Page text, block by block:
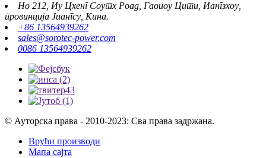
Но 212, Иу Цхенг Соутх Роад, Гаоиоу Цити, Иангзхоу,
провинција Јиангсу, Кина.
+86 13564939262
sales@sorotec-power.com
0086 13564939262
© Ауторска права - 2010-2023: Сва права задржана.
Врући производи
Мапа сајта